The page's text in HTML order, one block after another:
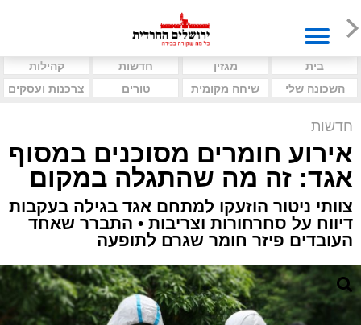
בית מגזין חדשות
קהילות
השכונה שלי
שיחה מקומית טורים צרכנות ועסקים
חדשות
אירוע חומרים מסוכנים במסוף
אגד: זה מה שהתגלה במקום
צוותי ניטור הוזעקו למתחם אגד בגילה בעקבות
דיווח על סחרחורות וצריבות • התברר שאחד
העובדים פיזר חומר שגרם לתופעה